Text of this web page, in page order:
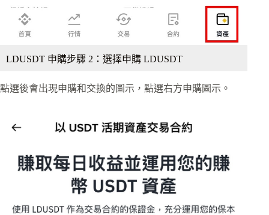
LDUSDT 申購步驟 2：選擇申購 LDUSDT
點選後會出現申購和交換的圖示，點選右方申購圖示。